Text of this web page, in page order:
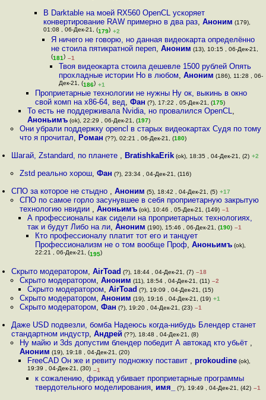
В Darktable на моей RX560 OpenCL ускоряет
конвертирование RAW примерно в два раз, Аноним (179),
01:08 , 06-Дек-21, (179) +2
Я ничего не говорю, но данная видеокарта определённо
не стоила пятикратной переп, Аноним (13), 10:15 , 06-Дек-21,
(181) –1
Твоя видеокарта стоила дешевле 1500 рублей Опять
прохладные истории Но в любом,Аноним (186), 11:28 , 06-
Дек-21, (186) +1
Проприетарные технологии не нужны Ну ок, выкинь в окно
свой комп на x86-64, вед,Фан (?), 17:22 , 05-Дек-21, (175)
То есть не поддерживала Nvidia, но провалился OpenCL,
Аноньимъ(ok), 22:29 , 06-Дек-21, (197)
Они убрали поддержку opencl в старых видеокартах Судя по тому
что я прочитал, Роман (??), 02:21 , 06-Дек-21, (180)
Шагай, Zstandard, по планете , BratishkaErik (ok), 18:35 , 04-Дек-21, (2) +2
Zstd реально хорош, Фан (?), 23:34 , 04-Дек-21, (116)
СПО за которое не стыдно ,Аноним (5), 18:42 , 04-Дек-21, (5) +17
СПО по самое горло засунувшее в себя проприетарную закрытую
технологию нвидии , Аноньимъ(ok), 10:46 , 05-Дек-21, (149) –1
А профессионалы как сидели на проприетарных технологиях,
так и будут Либо на ли, Аноним (190), 15:46 , 06-Дек-21, (190) –1
Кто профессионалу платит тот его и танцует
Профессионализм не о том вообще Проф,Аноньимъ (ok),
22:21 , 06-Дек-21, (195)
Скрыто модератором,AirToad (?), 18:44 , 04-Дек-21, (7) –18
Скрыто модератором, Аноним (11), 18:54 , 04-Дек-21, (11) –2
Скрыто модератором, AirToad (?), 19:09 , 04-Дек-21, (15)
Скрыто модератором, Аноним (19), 19:16 , 04-Дек-21, (19) +1
Скрыто модератором, Фан (?), 19:20 , 04-Дек-21, (23) –1
Даже USD подвезли, бомба Надеюсь когда-нибудь Блендер станет
стандартном индустр,Андрей (??), 18:48 , 04-Дек-21, (8)
Ну майю и 3ds допустим блендер победит А автокад кто убьёт ,
Аноним (19), 19:18 , 04-Дек-21, (20)
FreeCAD Он же и ревиту подножку поставит , prokoudine(ok),
19:39 , 04-Дек-21, (30) –1
к сожалению, фрикад убивает проприетарные программы
твердотельного моделирования, имя_ (?), 19:49 , 04-Дек-21, (42) –1